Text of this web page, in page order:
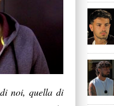
noi, quella di